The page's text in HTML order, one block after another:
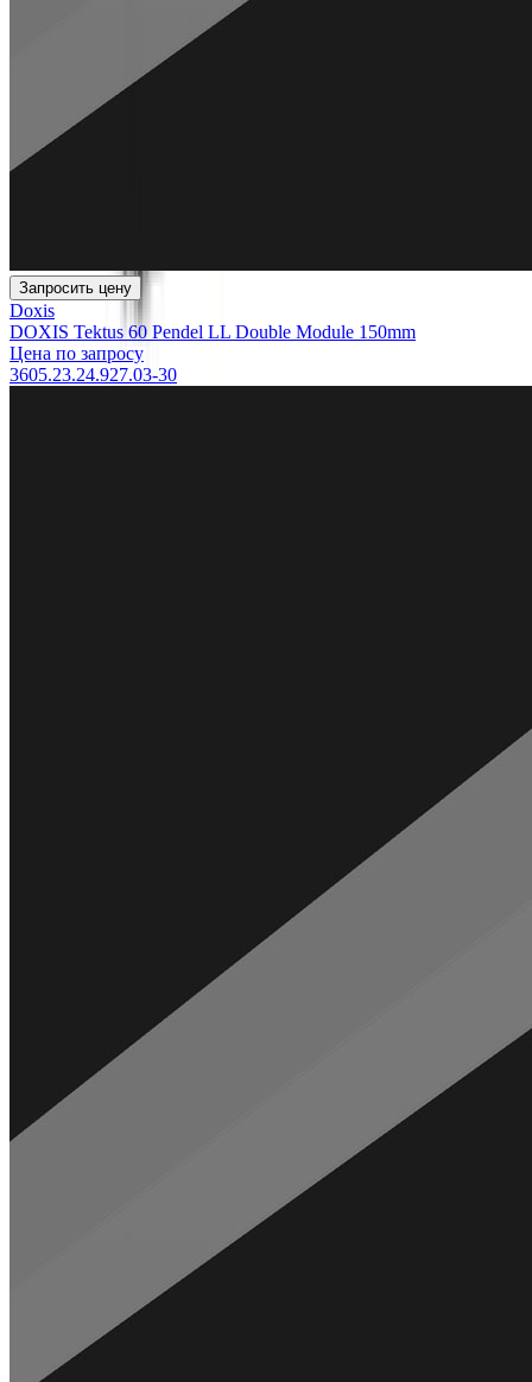
Запросить цену
Doxis
DOXIS Tektus 60 Pendel LL Double Module 150mm
Цена по запросу
3605.23.24.927.03-30